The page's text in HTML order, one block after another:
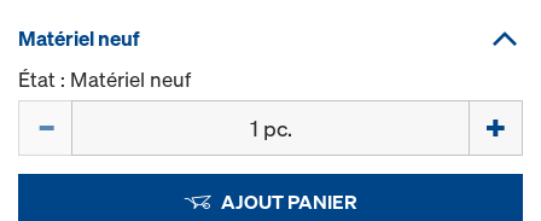
Matériel neuf
État : Matériel neuf
AJOUT PANIER